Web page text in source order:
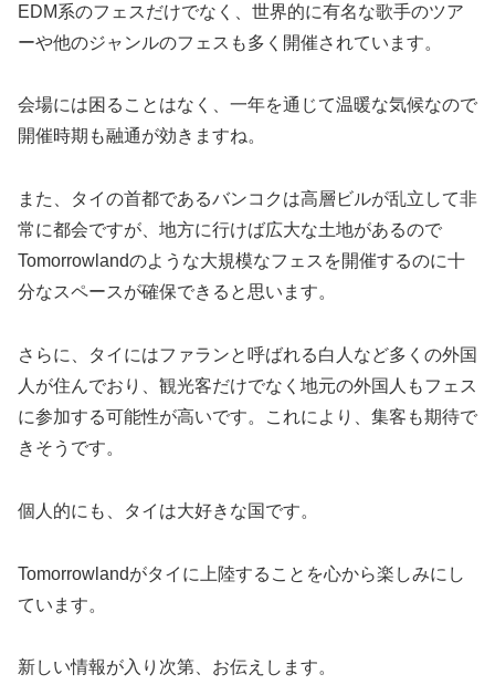
EDM系のフェスだけでなく、世界的に有名な歌手のツア
ーや他のジャンルのフェスも多く開催されています。
会場には困ることはなく、一年を通じて温暖な気候なので
開催時期も融通が効きますね。
また、タイの首都であるバンコクは高層ビルが乱立して非
常に都会ですが、地方に行けば広大な土地があるので
Tomorrowlandのような大規模なフェスを開催するのに十
分なスペースが確保できると思います。
さらに、タイにはファランと呼ばれる白人など多くの外国
人が住んでおり、観光客だけでなく地元の外国人もフェス
に参加する可能性が高いです。これにより、集客も期待で
きそうです。
個人的にも、タイは大好きな国です。
Tomorrowlandがタイに上陸することを心から楽しみにし
ています。
新しい情報が入り次第、お伝えします。